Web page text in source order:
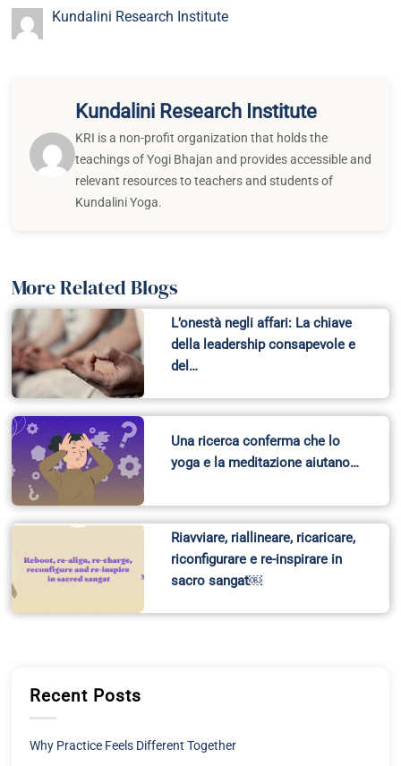
Kundalini Research Institute
Kundalini Research Institute
KRI is a non-profit organization that holds the
teachings of Yogi Bhajan and provides accessible and
relevant resources to teachers and students of
Kundalini Yoga.
More Related Blogs
L’onestà negli affari: La chiave
della leadership consapevole e
del…
Una ricerca conferma che lo
yoga e la meditazione aiutano…
Riavviare, riallineare, ricaricare,
riconfigurare e re-inspirare in
sacro sangat￼
Recent Posts
Why Practice Feels Different Together